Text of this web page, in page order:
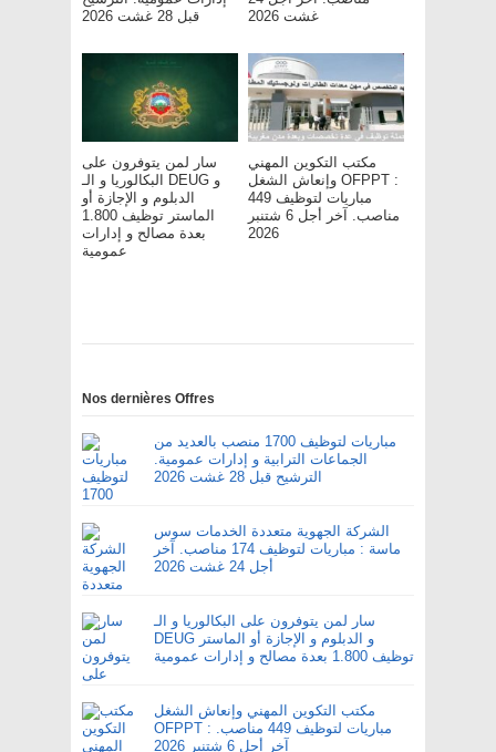
قبل 28 غشت 2026
غشت 2026
سار لمن يتوفرون على
البكالوريا و الـ DEUG و
الدبلوم و الإجازة أو
الماستر توظيف 1.800
بعدة مصالح و إدارات
عمومية
مكتب التكوين المهني
وإنعاش الشغل OFPPT :
مباريات لتوظيف 449
مناصب. آخر أجل 6 شتنبر
2026
Nos dernières Offres
مباريات لتوظيف 1700 منصب بالعديد من
الجماعات الترابية و إدارات عمومية.
الترشيح قبل 28 غشت 2026
الشركة الجهوية متعددة الخدمات سوس
ماسة : مباريات لتوظيف 174 مناصب. آخر
أجل 24 غشت 2026
سار لمن يتوفرون على البكالوريا و الـ
DEUG و الدبلوم و الإجازة أو الماستر
توظيف 1.800 بعدة مصالح و إدارات عمومية
مكتب التكوين المهني وإنعاش الشغل
OFPPT : مباريات لتوظيف 449 مناصب.
آخر أجل 6 شتنبر 2026